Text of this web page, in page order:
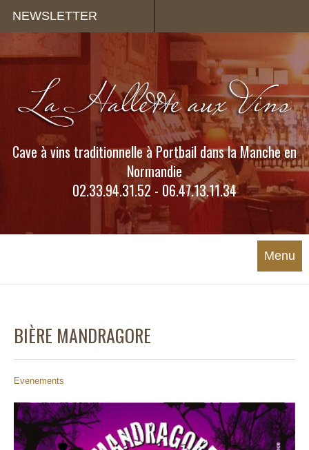
NEWSLETTER
Cave à vins traditionnelle à Portbail dans la Manche en
Normandie
02.33.94.31.52 - 06.47.13.11.34
Menu
BIÈRE MANDRAGORE
Evenements
Panneau de gestion des cookies